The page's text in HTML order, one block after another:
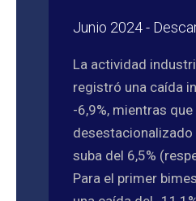
Junio 2024 -
La actividad
registró una caída
-6,9%, mientras
desestacionalizado
suba del 6,5%
Para el primer